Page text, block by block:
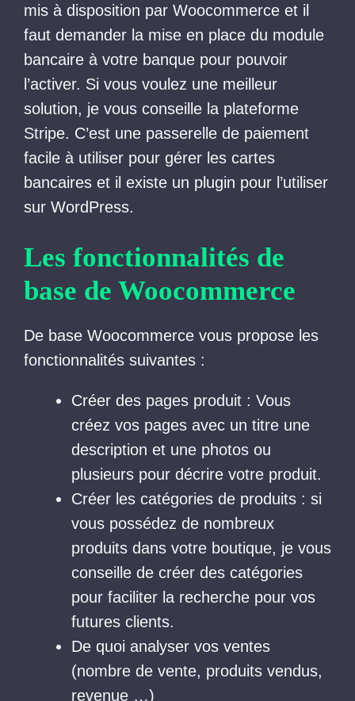
mis à disposition par Woocommerce et il
faut demander la mise en place du module
bancaire à votre banque pour pouvoir
l’activer. Si vous voulez une meilleur
solution, je vous conseille la plateforme
Stripe. C’est une passerelle de paiement
facile à utiliser pour gérer les cartes
bancaires et il existe un plugin pour l’utiliser
sur WordPress.
Les fonctionnalités de
base de Woocommerce
De base Woocommerce vous propose les
fonctionnalités suivantes :
Créer des pages produit : Vous
créez vos pages avec un titre une
description et une photos ou
plusieurs pour décrire votre produit.
Créer les catégories de produits : si
vous possédez de nombreux
produits dans votre boutique, je vous
conseille de créer des catégories
pour faciliter la recherche pour vos
futures clients.
De quoi analyser vos ventes
(nombre de vente, produits vendus,
revenue …)